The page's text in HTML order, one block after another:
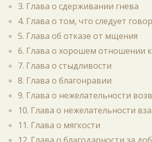
3. Глава о сдерживании гнева
4. Глава о том, что следует
5. Глава об отказе от мщения
6. Глава о хорошем отношении
7. Глава о стыдливости
8. Глава о благонравии
9. Глава о нежелательности
10. Глава о нежелательности
11. Глава о мягкости